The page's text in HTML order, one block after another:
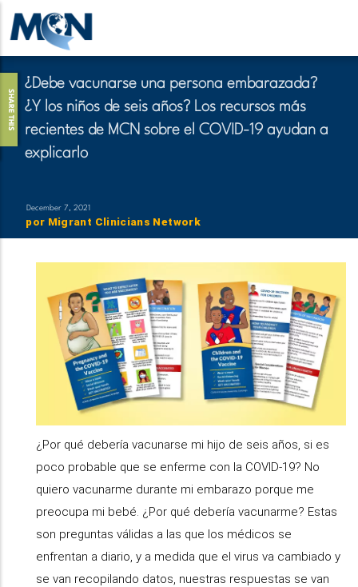
Pasar
contenido
principal¿Debe vacunarse una persona embarazada?
¿Y los niños de seis años? Los recursos más
recientes de MCN sobre el COVID-19 ayudan a
explicarlo
por Migrant Clinicians Network
December 7, 2021
SHARE THIS
¿Por qué debería vacunarse mi hijo de seis años, si es
poco probable que se enferme con la COVID-19? No
quiero vacunarme durante mi embarazo porque me
preocupa mi bebé. ¿Por qué debería vacunarme? Estas
son preguntas válidas a las que los médicos se
enfrentan a diario, y a medida que el virus va cambiado y
se van recopilando datos, nuestras respuestas se van